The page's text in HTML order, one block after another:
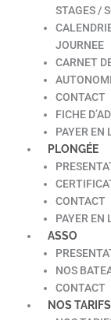
STAGES /
JOURNEE
CARNET
CONTACT
FICHE
PAYER EN
PLONGÉE
CONTACT
PAYER EN
ASSO
NOS
CONTACT
NOS TARIFS